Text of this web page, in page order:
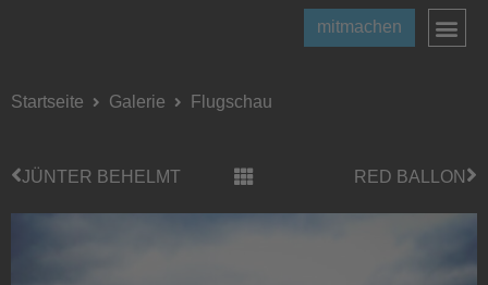
mitmachen
Startseite Galerie Flugschau
JÜNTER BEHELMT RED BALLON